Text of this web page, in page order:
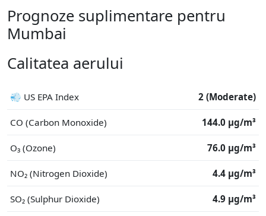
Prognoze suplimentare pentru
Mumbai
Calitatea aerului
💨 US EPA Index 2 (Moderate)
CO (Carbon Monoxide) 144.0 μg/m³
O₃ (Ozone) 76.0 μg/m³
NO₂ (Nitrogen Dioxide) 4.4 μg/m³
SO₂ (Sulphur Dioxide) 4.9 μg/m³